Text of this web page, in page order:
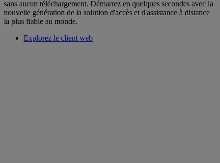
sans aucun téléchargement. Démarrez en quelques secondes avec la
nouvelle génération de la solution d'accès et d'assistance à distance
la plus fiable au monde.
Explorez le client web